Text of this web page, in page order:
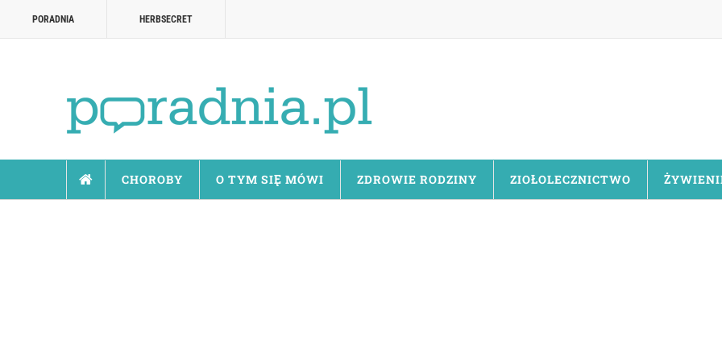
PORADNIA HERBSECRET
CHOROBY O TYM SIĘ MÓWI ZDROWIE RODZINY ZIOŁOLECZNICTWO